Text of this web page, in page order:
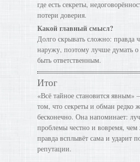
где есть секреты,
потери доверия.
Какой главный смысл?
Долго скрывать сложно: правда
наружу, поэтому лучше думать о
быть ответственным.
Итог
«Всё тайное становится
том, что секреты и обман редко
бесконечно. Она напоминает:
проблемы честно и вовремя, чем
правда всплывёт сама и ударит
репутации.